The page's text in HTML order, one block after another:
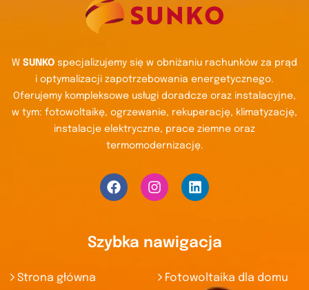
W SUNKO specjalizujemy się w obniżaniu rachunków za prąd
i optymalizacji zapotrzebowania energetycznego.
Oferujemy kompleksowe usługi doradcze oraz instalacyjne,
w tym: fotowoltaikę, ogrzewanie, rekuperację, klimatyzację,
instalacje elektryczne, prace ziemne oraz
termomodernizację.
Szybka nawigacja
Strona główna Fotowoltaika dla domu